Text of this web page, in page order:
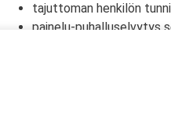
tajuttoman henkilön
painelu-puhalluselvytys